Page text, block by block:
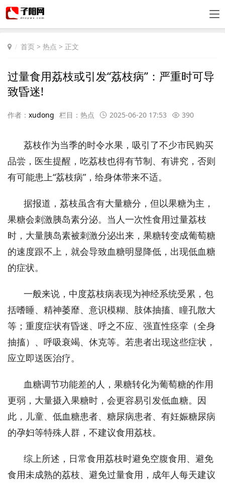
首页 > 热点 > 正文
过量食用荔枝或引发“荔枝病”：严重时可导
致昏迷!
作者： xudong 栏目： 热点 2025-06-20 17:53 390
荔枝作为当季的时令水果，吸引了不少市民购买
品尝，医生提醒，吃荔枝也得有节制、有讲究，否则
有可能患上“荔枝病”，给身体带来不适。
据报道，荔枝虽含有大量糖分，但以果糖为主，
果糖会刺激胰岛素分泌。当人一次性食用过量荔枝
时，大量胰岛素被刺激分泌出来，果糖转变成葡萄糖
的速度跟不上，就会导致血糖明显降低，出现低血糖
的症状。
一般来说，中度荔枝病表现为神经系统受累，包
括嗜睡、精神萎靡、意识模糊、肢体抽搐、瞳孔散大
等；重度症状有昏迷、呼之不应、强直性痉挛（全身
抽搐）、呼吸衰竭、休克等。若患者出现这些症状，
应立即送医治疗。
血糖调节功能差的人，果糖转化为葡萄糖的作用
更弱，大量摄入果糖时，会更容易引发低血糖。因
此，儿童、低血糖患者、糖尿病患者、有妊娠糖尿病
的孕妇等特殊人群，不建议食用荔枝。
综上所述，日常食用荔枝时避免空腹食用、避免
食用未成熟的荔枝、避免过量食用，成年人每天建议